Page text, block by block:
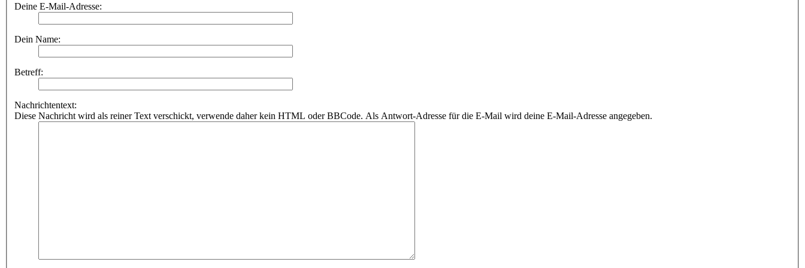
Deine E-Mail-Adresse:
Dein Name:
Betreff:
Nachrichtentext:
Diese Nachricht wird als reiner Text verschickt, verwende daher kein HTML oder BBCode. Als Antwort-Adresse für die E-Mail wird deine E-Mail-Adresse angegeben.